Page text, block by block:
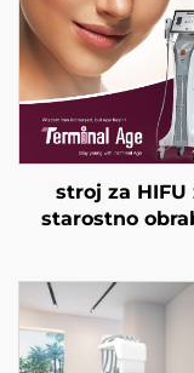
stroj za HIFU
starostno
frekvencah,
dvigovanje
napenjanje